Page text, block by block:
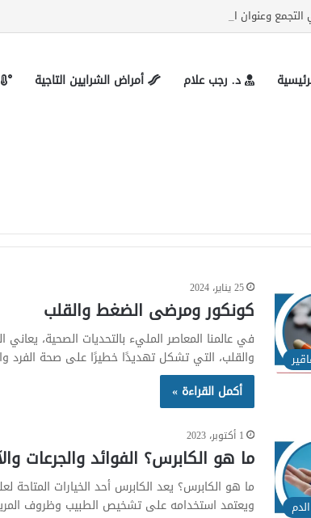
وعنوان المركز وارقام التواصل
د. رجب علام أمراض الشرايين التاجية
25 يناير، 2024
كونكور ومرضى الضغط والقلب
في عالمنا المعاصر المليء بالتحديات الصحية،
والقلب، التي تشكل تهديدًا خطيرًا على صحة الفرد
أكمل القراءة »
1 أكتوبر، 2023
ما هو الكابرس؟ الفوائد والجرعات
ما هو الكابرس؟ يعد الكابرس أحد الخيارات المتاحة
ويعتمد استخدامه على تشخيص الطبيب وظروف